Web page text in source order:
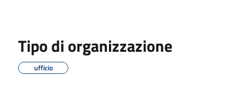
Tipo di organizzazione
ufficio